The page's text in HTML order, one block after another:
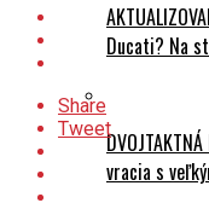
Ducati? Na
vracia s
Share
Tweet